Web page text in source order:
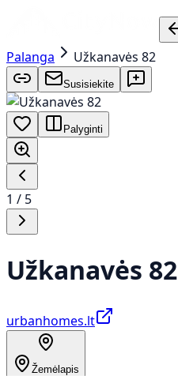
Palanga Užkanavės 82
Susisiekite
Palyginti
1 / 5
Užkanavės 82
urbanhomes.lt
Žemėlapis